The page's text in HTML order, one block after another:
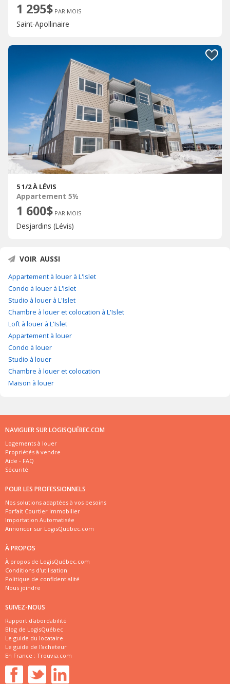
1 295$ PAR MOIS
Saint-Apollinaire
5 1/2 À LÉVIS
Appartement 5½
1 600$ PAR MOIS
Desjardins (Lévis)
VOIR AUSSI
Appartement à louer à L'Islet
Condo à louer à L'Islet
Studio à louer à L'Islet
Chambre à louer et colocation à L'Islet
Loft à louer à L'Islet
Appartement à louer
Condo à louer
Studio à louer
Chambre à louer et colocation
Maison à louer
NAVIGUER SUR LOGISQUÉBEC.COM
Logements à louer
Propriétés à vendre
Aide - FAQ
Sécurité
POUR LES PROFESSIONNELS
Nos solutions adaptées à vos besoins
Forfait Courtier Immobilier
Importation Automatisée
Annoncer sur LogisQuébec.com
À PROPOS
À propos de LogisQuébec.com
Conditions d'utilisation
Politique de confidentialité
Nous joindre
SUIVEZ-NOUS
Rapport d'abordabilité
Blog de LogisQuébec
Le guide du locataire
Le guide de l'acheteur
En France : Trouvia.com